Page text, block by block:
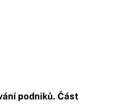
podniků. Část